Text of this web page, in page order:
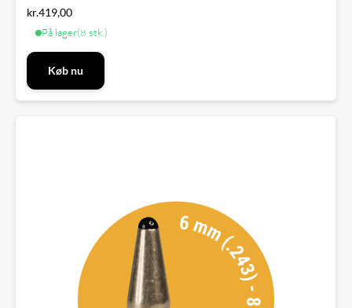
kr.419,00
På lager(8 stk.)
Køb nu